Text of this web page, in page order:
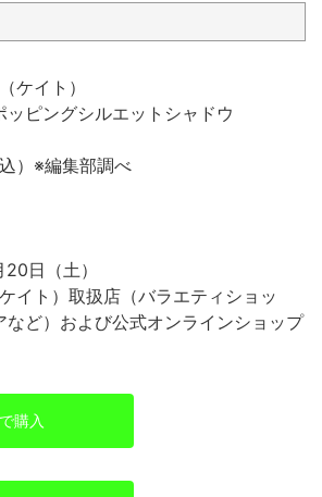
ケイト）
ピングシルエットシャドウ
）※編集部調べ
日（土）
イト）取扱店（バラエティショッ
など）および公式オンラインショップ
購入